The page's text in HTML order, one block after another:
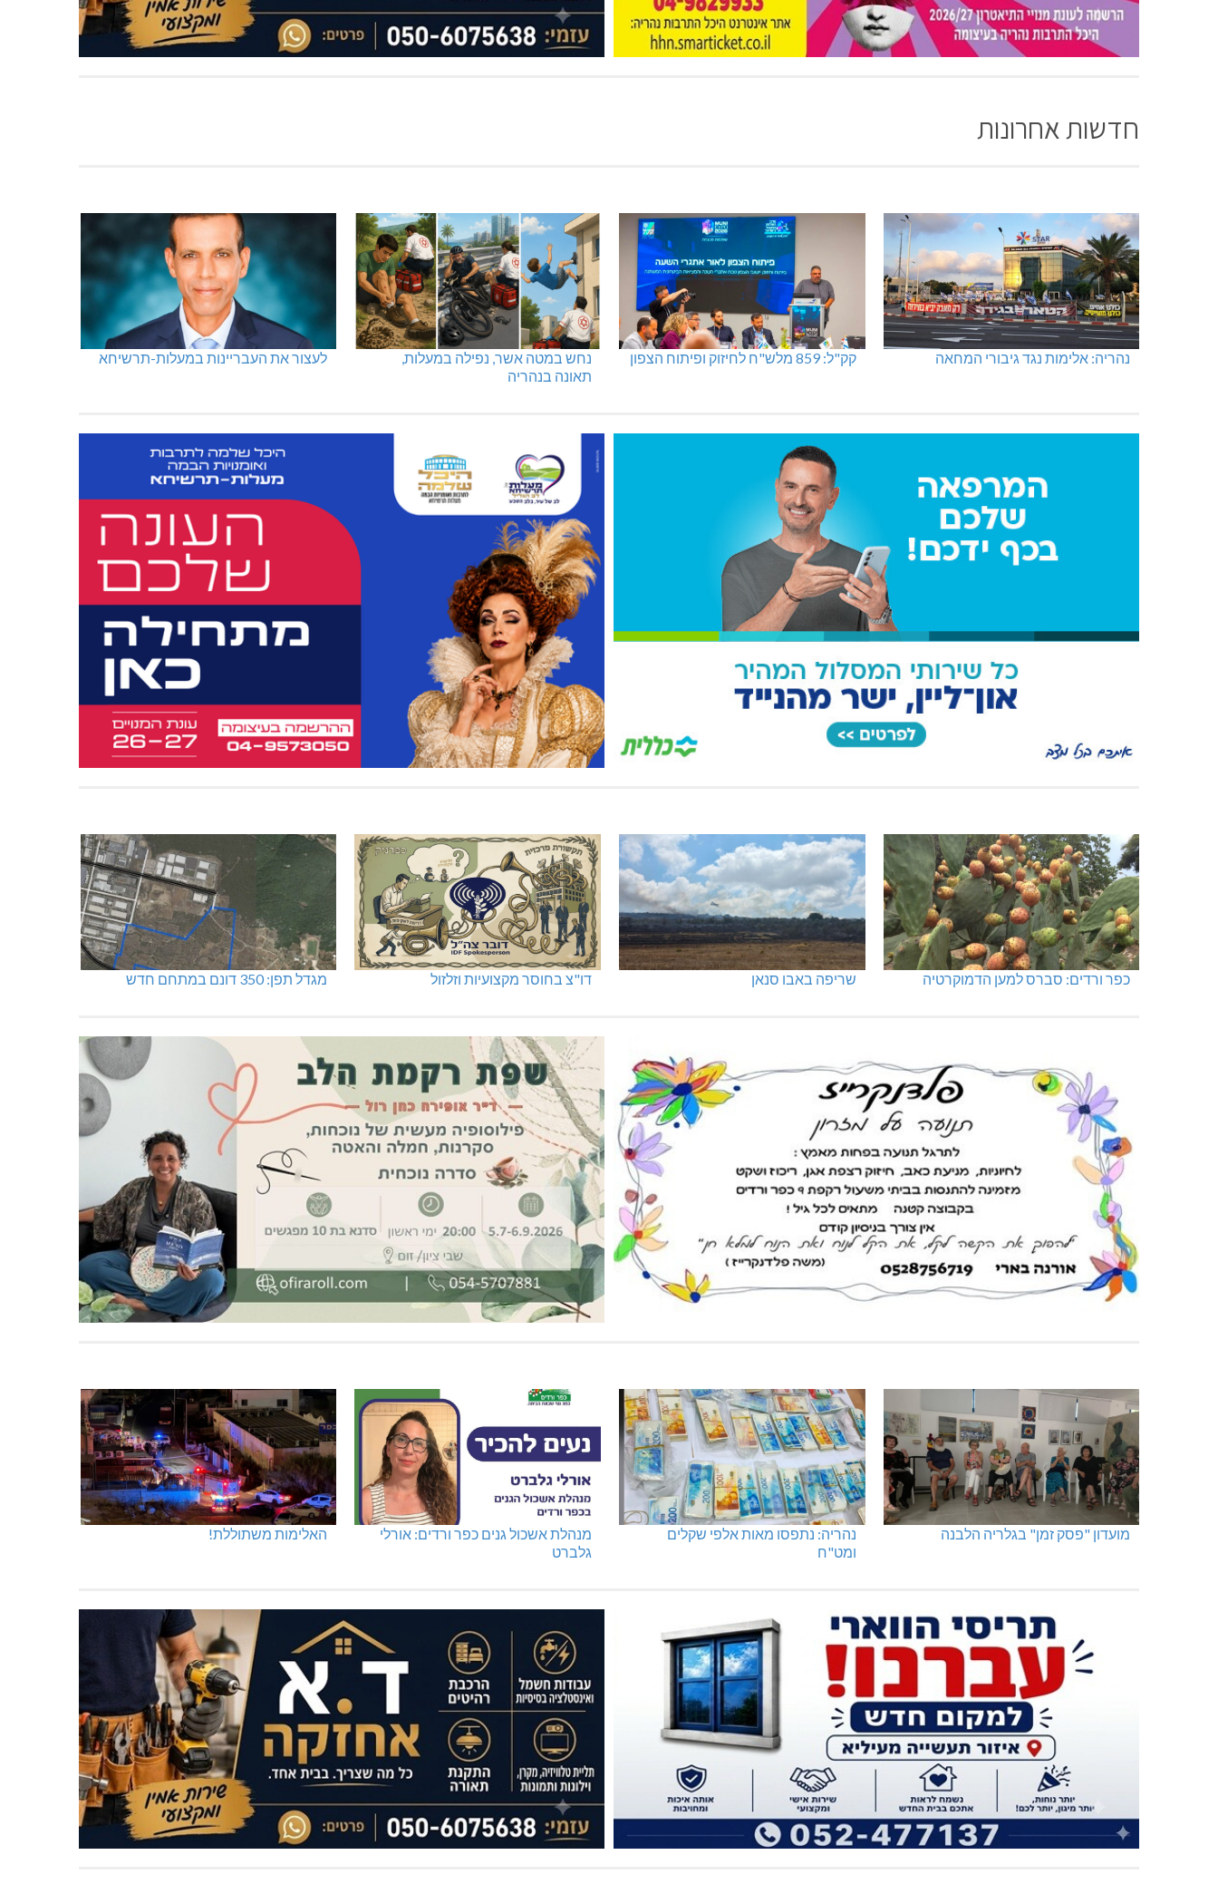
חדשות אחרונות
נהריה: אלימות נגד גיבורי המחאה קק"ל: 859 מלש"ח לחיזוק ופיתוח הצפון
נחש במטה אשר, נפילה במעלות,
תאונה בנהריה
לעצור את העבריינות במעלות-תרשיחא
כפר ורדים: סברס למען הדמוקרטיה שריפה באבו סנאן דו"צ בחוסר מקצועיות וזלזול מגדל תפן: 350 דונם במתחם חדש
מועדון "פסק זמן" בגלריה הלבנה
נהריה: נתפסו מאות אלפי שקלים
ומט"ח
מנהלת אשכול גנים כפר ורדים: אורלי
גלברט
האלימות משתוללת!